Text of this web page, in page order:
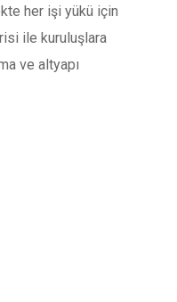
her işi yükü için
ile kuruluşlara
ve altyapı